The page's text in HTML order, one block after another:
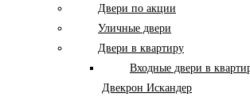
Двери по акции
Уличные двери
Двери в квартиру
Входные двери в
Двекрон Искандер